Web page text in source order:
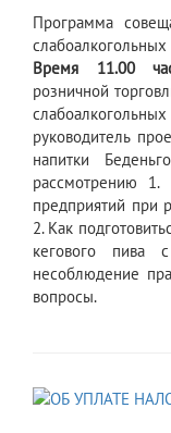
Программа
Время 11.00
розничной
руководитель
напитки
рассмотрению 1.
предприятий при
2. Как
кегового пива
несоблюдение
вопросы.